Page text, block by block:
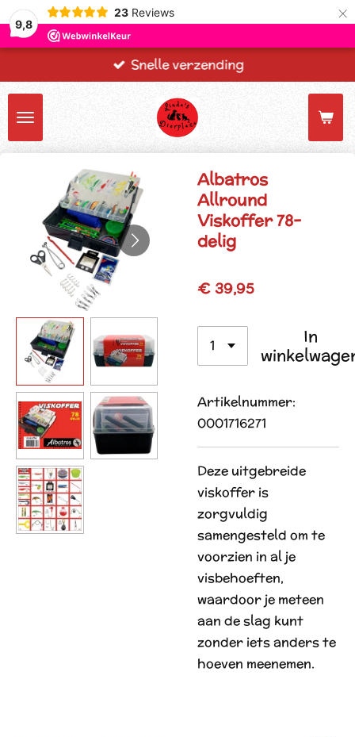
9,8
23 Reviews ×
Snelle verzending
Albatros
Allround
Viskoffer 78-
delig
€ 39,95
In
Artikelnummer:
0001716271
Deze uitgebreide
viskoffer is
zorgvuldig
samengesteld om te
voorzien in al je
visbehoeften,
waardoor je meteen
aan de slag kunt
zonder iets anders te
hoeven meenemen.